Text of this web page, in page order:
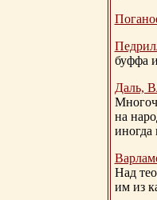
буффа
Даль,
на
иногда
Над
им из